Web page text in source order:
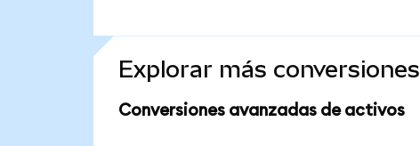
Explorar más conversiones
Conversiones avanzadas de activos